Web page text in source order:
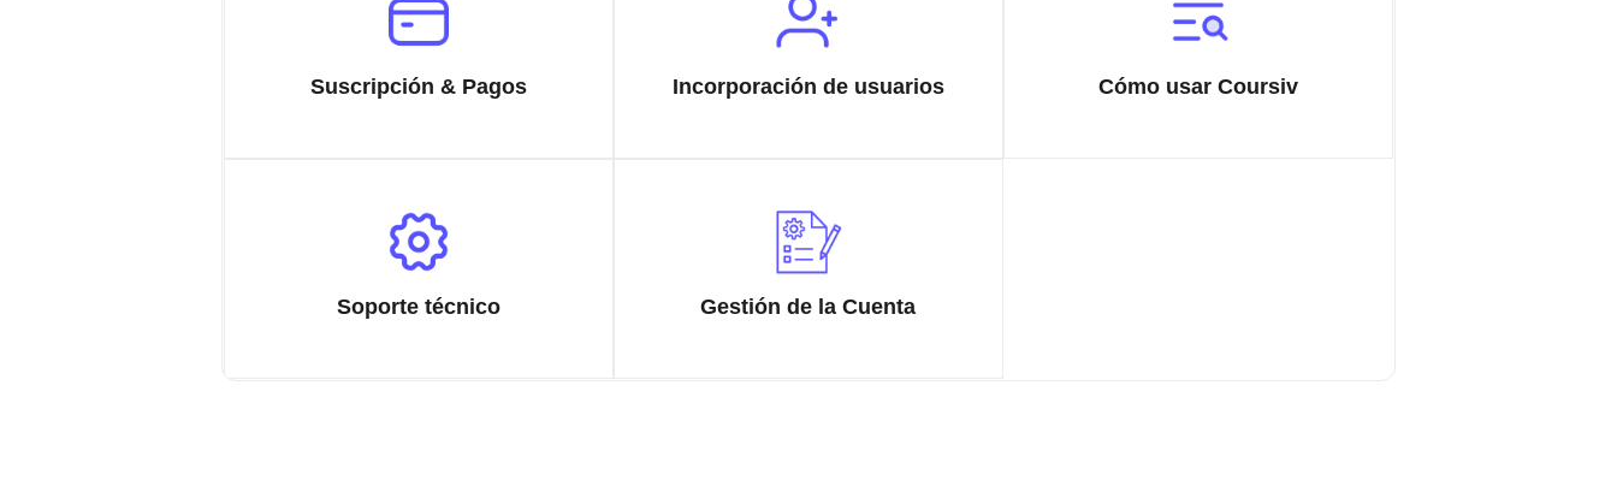
Suscripción & Pagos Incorporación de usuarios Cómo usar Coursiv
Soporte técnico Gestión de la Cuenta